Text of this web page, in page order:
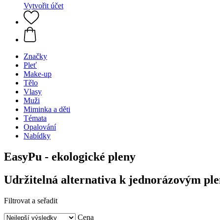
Vytvořit účet
Značky
Pleť
Make-up
Tělo
Vlasy
Muži
Miminka a děti
Témata
Opalování
Nabídky
EasyPu - ekologické pleny
Udržitelná alternativa k jednorázovým
Filtrovat a seřadit
Cena